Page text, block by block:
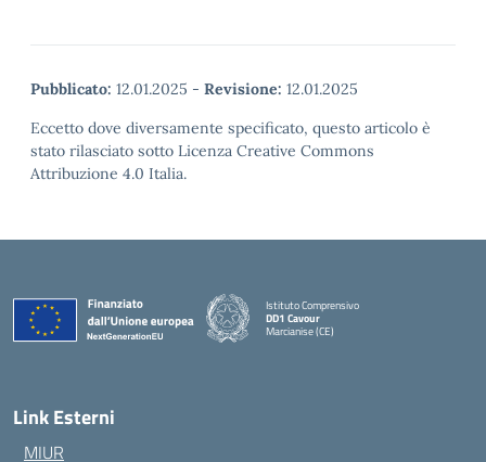
Pubblicato: 12.01.2025 - Revisione: 12.01.2025
Eccetto dove diversamente specificato, questo articolo è
stato rilasciato sotto Licenza Creative Commons
Attribuzione 4.0 Italia.
Istituto Comprensivo
DD1 Cavour
Marcianise (CE)
Link Esterni
MIUR